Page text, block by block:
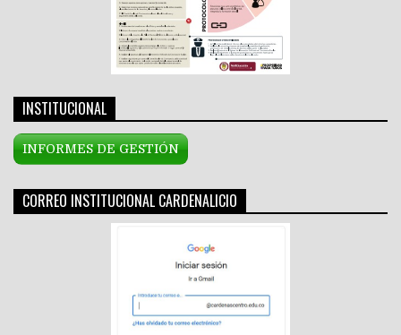
INSTITUCIONAL
INFORMES DE GESTIÓN
CORREO INSTITUCIONAL CARDENALICIO